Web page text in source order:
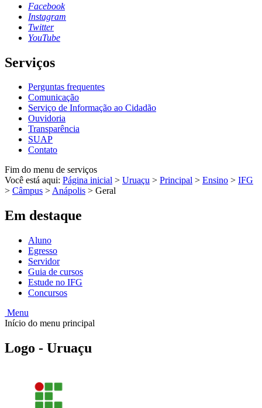
Facebook
Instagram
Twitter
YouTube
Serviços
Perguntas frequentes
Comunicação
Serviço de Informação ao Cidadão
Ouvidoria
Transparência
SUAP
Contato
Fim do menu de serviços
Você está aqui: Página inicial > Uruaçu > Principal > Ensino > IFG
> Câmpus >Anápolis > Geral
Em destaque
Aluno
Egresso
Servidor
Guia de cursos
Estude no IFG
Concursos
Menu
Início do menu principal
Logo - Uruaçu